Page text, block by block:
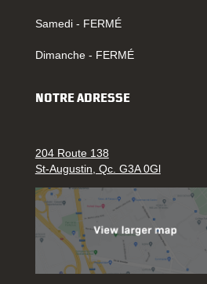
Samedi - FERMÉ
Dimanche - FERMÉ
NOTRE ADRESSE
204 Route 138
St-Augustin, Qc. G3A 0Gl